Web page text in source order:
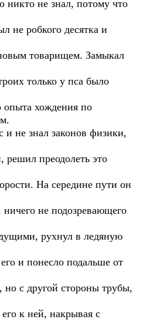
никто не знал, потому что
не робкого десятка и
товарищем. Замыкал
только у пса было
опыта хождения по
и не знал законов физики,
решил преодолеть это
На середине пути он
ничего не подозревающего
рухнул в ледяную
и понесло подальше от
но с другой стороны трубы,
к ней, накрывая с